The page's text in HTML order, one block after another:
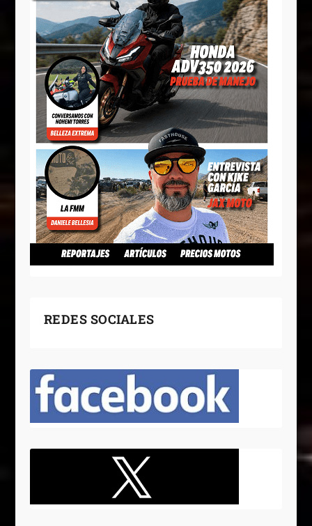
REDES SOCIALES